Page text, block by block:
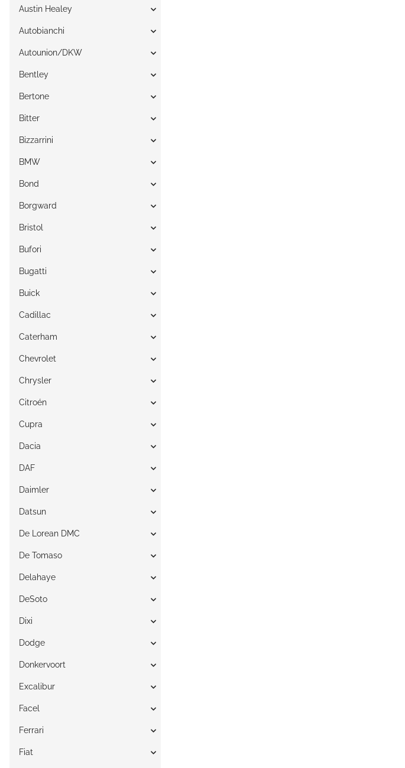
Austin Healey
Autobianchi
Autounion/DKW
Bentley
Bertone
Bitter
Bizzarrini
BMW
Bond
Borgward
Bristol
Bufori
Bugatti
Buick
Cadillac
Caterham
Chevrolet
Chrysler
Citroén
Cupra
Dacia
DAF
Daimler
Datsun
De Lorean DMC
De Tomaso
Delahaye
DeSoto
Dixi
Dodge
Donkervoort
Excalibur
Facel
Ferrari
Fiat